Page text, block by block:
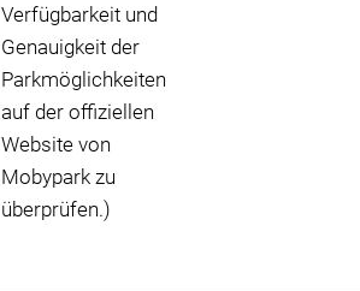
Verfügbarkeit und
Genauigkeit der
Parkmöglichkeiten
auf der offiziellen
Website von
Mobypark zu
überprüfen.)